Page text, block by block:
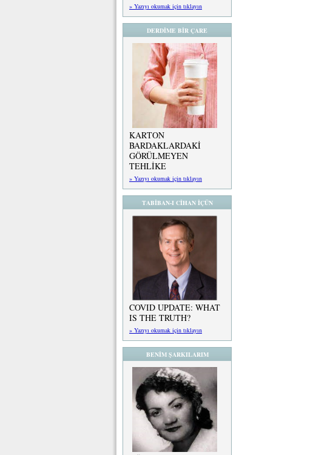
» Yazıyı okumak için tıklayın
DERDİME BİR ÇARE
KARTON
BARDAKLARDAKİ
GÖRÜLMEYEN
TEHLİKE
» Yazıyı okumak için tıklayın
TABİBAN-I CİHAN İÇÜN
COVID UPDATE: WHAT
IS THE TRUTH?
» Yazıyı okumak için tıklayın
BENİM ŞARKILARIM